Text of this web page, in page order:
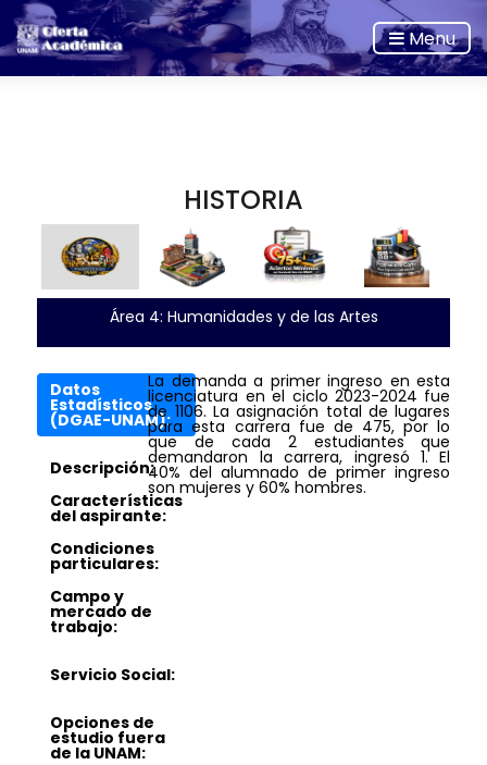
Menu
HISTORIA
Área 4: Humanidades y de las Artes
Datos
Estadísticos
(DGAE-UNAM):
Descripción:
Características
del aspirante:
Condiciones
particulares:
Campo y
mercado de
trabajo:
Servicio Social:
Opciones de
estudio fuera
de la UNAM:
La demanda a primer ingreso en esta
licenciatura en el ciclo 2023-2024 fue
de 1106. La asignación total de lugares
para esta carrera fue de 475, por lo
que de cada 2 estudiantes que
demandaron la carrera, ingresó 1. El
40% del alumnado de primer ingreso
son mujeres y 60% hombres.